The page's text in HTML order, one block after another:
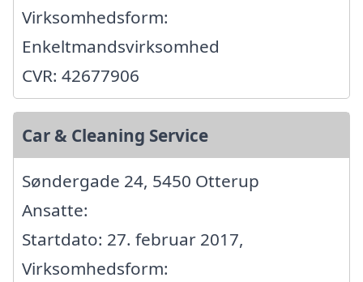
Virksomhedsform:
Enkeltmandsvirksomhed
CVR: 42677906
Car & Cleaning Service
Søndergade 24, 5450 Otterup
Ansatte:
Startdato: 27. februar 2017,
Virksomhedsform: